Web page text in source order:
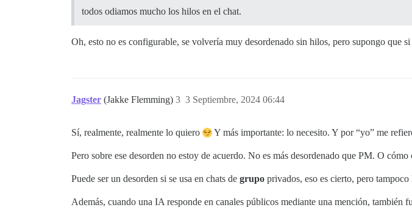
todos odiamos mucho los hilos en el chat.
Oh, esto no es configurable, se volvería muy desordenado sin hilos, pero supongo que
Jagster (Jakke Flemming) 3 Septiembre, 2024 06:44
3
Sí, realmente, realmente lo quiero Y más importante: lo necesito. Y por “yo” me
Pero sobre ese desorden no estoy de acuerdo. No es más desordenado que PM. O cómo
Puede ser un desorden si se usa en chats de grupo privados, eso es cierto, pero
Además, cuando una IA responde en canales públicos mediante una mención, también